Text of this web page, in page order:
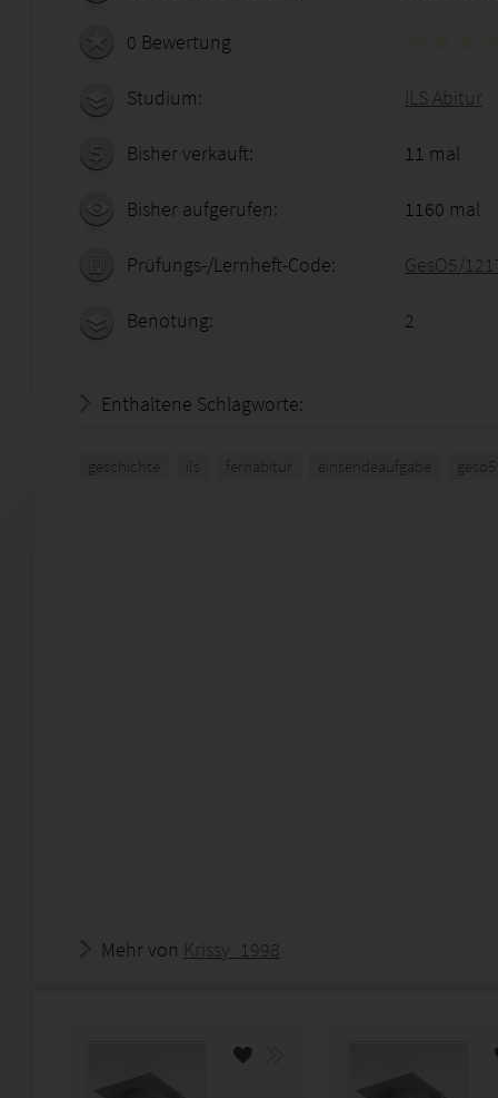
0 Bewertung
Studium: ILS Abitur
Bisher verkauft: 11 mal
Bisher aufgerufen: 1160 mal
Prüfungs-/Lernheft-Code: GesO5/
Benotung: 2
Enthaltene Schlagworte:
geschichte ils fernabitur einsendeaufgabe geso5
Mehr von Krissy_1998